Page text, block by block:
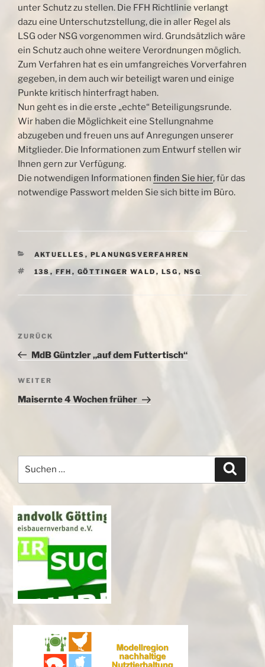
unter Schutz zu stellen. Die FFH Richtlinie verlangt
dazu eine Unterschutzstellung, die in aller Regel als
LSG oder NSG vorgenommen wird. Grundsätzlich wäre
ein Schutz auch ohne weitere Verordnungen möglich.
Zum Verfahren hat es ein umfangreiches Vorverfahren
gegeben, in dem auch wir beteiligt waren und einige
Punkte kritisch hinterfragt haben.
Nun geht es in die erste „echte“ Beteiligungsrunde.
Wir haben die Möglichkeit eine Stellungnahme
abzugeben und freuen uns auf Anregungen unserer
Mitglieder. Die Informationen zum Entwurf stellen wir
Ihnen gern zur Verfügung.
Die notwendigen Informationen finden Sie hier, für das
notwendige Passwort melden Sie sich bitte im Büro.
KATEGORIEN
AKTUELLES , PLANUNGSVERFAHREN
SCHLAGWÖRTER
138 , FFH , GÖTTINGER WALD , LSG , NSG
Beitragsnavigation
Vorheriger
Beitrag
ZURÜCK
MdB Güntzler „auf dem Futtertisch“
Nächster
Beitrag
WEITER
Maisernte 4 Wochen früher
nach: